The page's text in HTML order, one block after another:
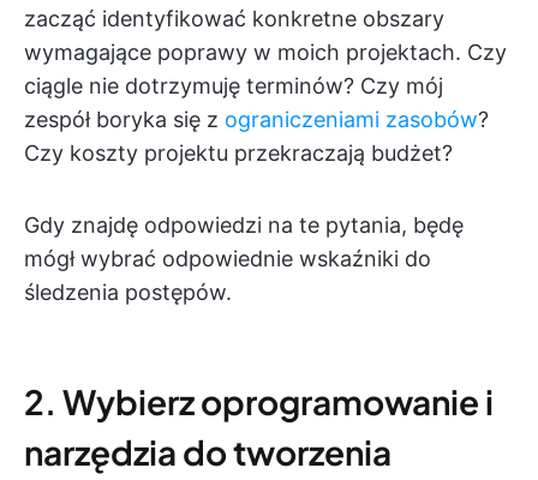
zacząć identyfikować konkretne obszary
wymagające poprawy w moich projektach. Czy
ciągle nie dotrzymuję terminów? Czy mój
zespół boryka się z ograniczeniami zasobów?
Czy koszty projektu przekraczają budżet?
Gdy znajdę odpowiedzi na te pytania, będę
mógł wybrać odpowiednie wskaźniki do
śledzenia postępów.
2. Wybierz oprogramowanie i
narzędzia do tworzenia